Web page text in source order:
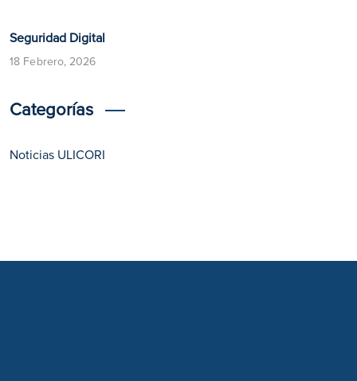
​​Seguridad Digital​
18 Febrero, 2026
Categorías
Noticias ULICORI